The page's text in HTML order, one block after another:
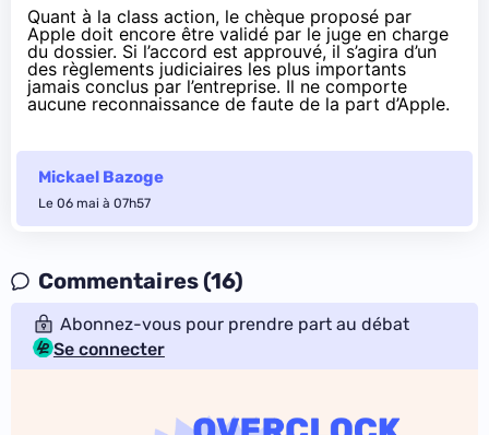
Quant à la class action, le chèque proposé par
Apple doit encore être validé par le juge en charge
du dossier. Si l’accord est approuvé, il s’agira d’un
des règlements judiciaires les plus importants
jamais conclus par l’entreprise. Il ne comporte
aucune reconnaissance de faute de la part d’Apple.
Mickael Bazoge
Le 06 mai à 07h57
Commentaires (16)
Abonnez-vous pour prendre part au débat
Se connecter